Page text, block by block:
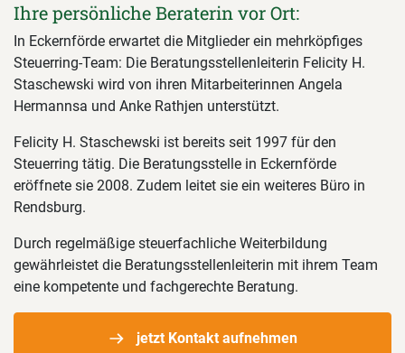
Ihre persönliche Beraterin vor Ort:
In Eckernförde erwartet die Mitglieder ein mehrköpfiges
Steuerring-Team: Die Beratungsstellenleiterin Felicity H.
Staschewski wird von ihren Mitarbeiterinnen Angela
Hermannsa und Anke Rathjen unterstützt.
Felicity H. Staschewski ist bereits seit 1997 für den
Steuerring tätig. Die Beratungsstelle in Eckernförde
eröffnete sie 2008. Zudem leitet sie ein weiteres Büro in
Rendsburg.
Durch regelmäßige steuerfachliche Weiterbildung
gewährleistet die Beratungsstellenleiterin mit ihrem Team
eine kompetente und fachgerechte Beratung.
jetzt Kontakt aufnehmen